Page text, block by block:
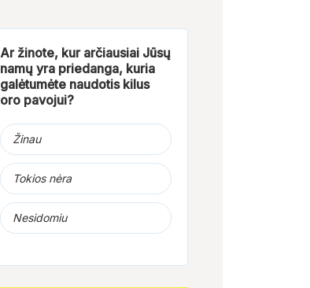
Ar žinote, kur arčiausiai Jūsų
namų yra priedanga, kuria
galėtumėte naudotis kilus
oro pavojui?
Žinau
Tokios nėra
Nesidomiu